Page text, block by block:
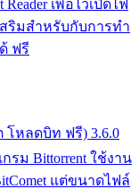
เพื่อไว้เปิดไฟ
สริมสำหรับกับการทำ
ฟรี
โหลดบิท ฟรี) 3.6.0
รม Bittorrent ใช้งาน
แต่ขนาดไฟล์